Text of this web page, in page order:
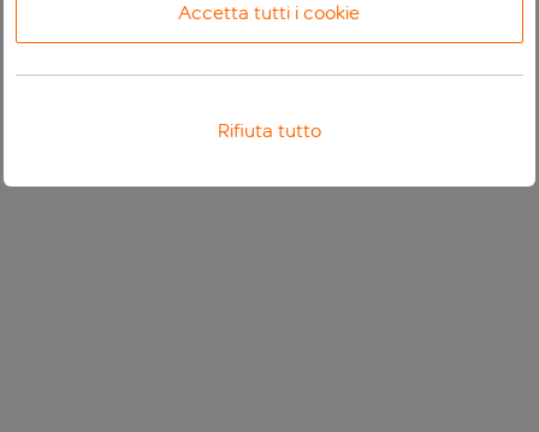
Accetta tutti i cookie
Rifiuta tutto